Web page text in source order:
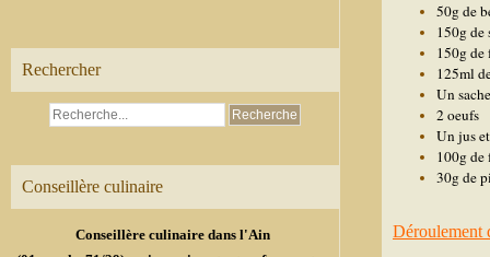
Rechercher
Conseillère culinaire
Conseillère culinaire dans l'Ain
50g de
150g de
150g de
125ml
Un
2 oeufs
Un jus
100g de
30g de
Déroulement